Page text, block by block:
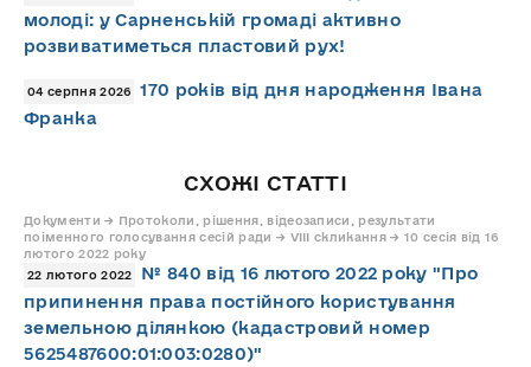
молоді: у Сарненській громаді активно
розвиватиметься пластовий рух!
04 серпня 2026
170 років від дня народження Івана
Франка
СХОЖІ СТАТТІ
Документи → Протоколи, рішення, відеозаписи, результати
поіменного голосування сесій ради → VIII скликання → 10 сесія від 16
лютого 2022 року
22 лютого 2022
№ 840 від 16 лютого 2022 року "Про
припинення права постійного користування
земельною ділянкою (кадастровий номер
5625487600:01:003:0280)"